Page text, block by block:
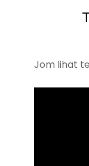
Jom lihat